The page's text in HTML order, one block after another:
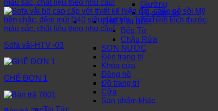
Giường
Tủ quần áo
THIẾT BỊ BẾP
Bếp Từ
Chậu Rửa
SƠN NƯỚC
Đèn trang trí
Khóa cửa
Đồng hồ
Đồ trang trí
Cửa
Sản phẩm khác
Tin Tức
Sofa vải-HTV -03
GHẾ ĐƠN 1